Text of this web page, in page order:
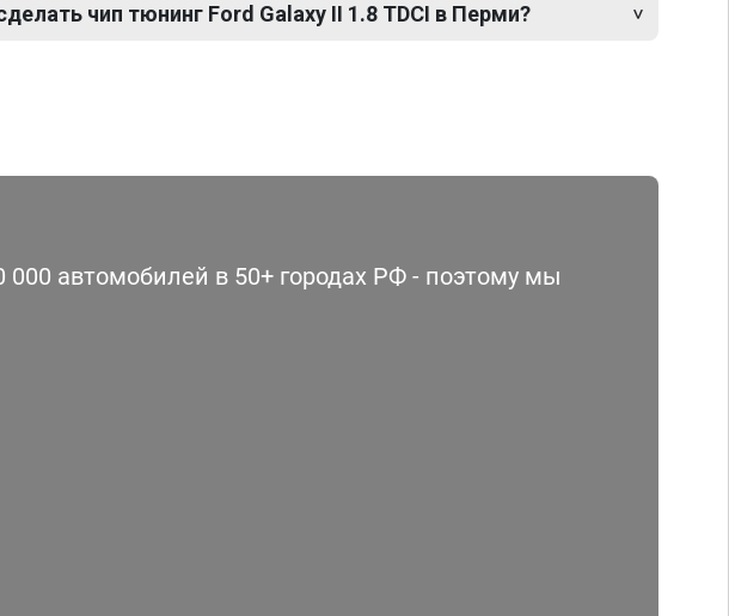
чип тюнинг Ford Galaxy II 1.8 TDCI в Перми?
автомобилей в 50+ городах РФ - поэтому мы